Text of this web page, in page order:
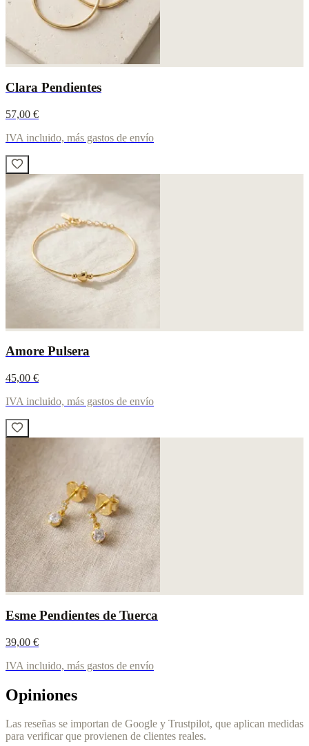
Clara Pendientes
57,00 €
IVA incluido, más gastos de envío
Amore Pulsera
45,00 €
IVA incluido, más gastos de envío
Esme Pendientes de Tuerca
39,00 €
IVA incluido, más gastos de envío
Opiniones
Las reseñas se importan de Google y Trustpilot, que aplican medidas
para verificar que provienen de clientes reales.